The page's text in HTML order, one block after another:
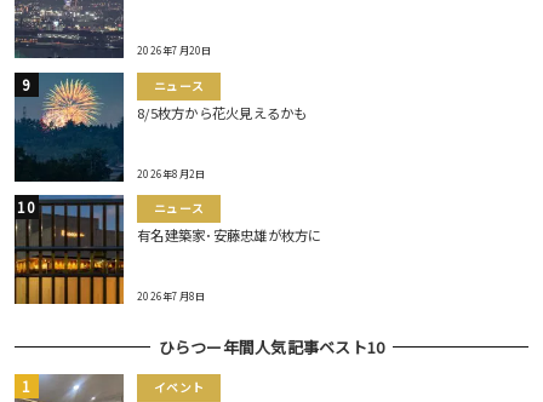
2026年7月20日
ニュース
8/5枚方から花火見えるかも
2026年8月2日
ニュース
有名建築家･安藤忠雄が枚方に
2026年7月8日
ひらつー年間人気記事ベスト10
イベント